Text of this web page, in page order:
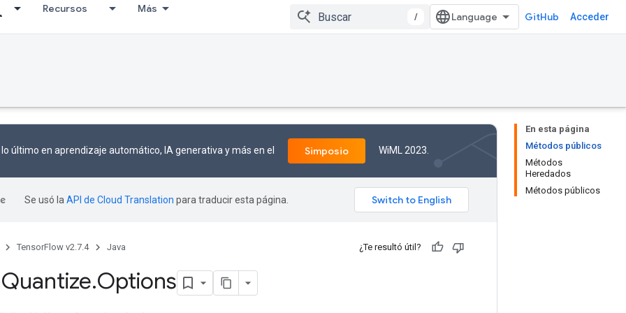
Recursos Más
/ GitHub Acceder
En esta página
Métodos públicos
Métodos
Heredados
Métodos públicos
último en aprendizaje automático, IA generativa y más en el Simposio WiML 2023.
Se usó la API de Cloud Translation para traducir esta página.
TensorFlow v2.7.4 Java ¿Te resultó útil?
Quantize.Options